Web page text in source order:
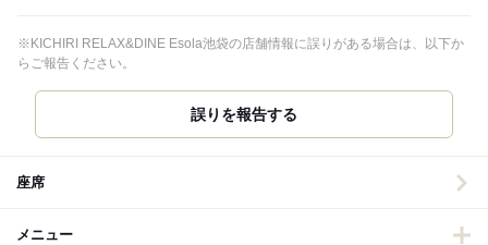
※KICHIRI RELAX&DINE Esola池袋の店舗情報に誤りがある場合は、以下か
らご報告ください。
誤りを報告する
座席
メニュー